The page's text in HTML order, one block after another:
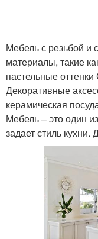
квартир
Мебель с резьбой
материалы, такие
пастельные
Декоративные
керамическая
Мебель – это один
задает стиль кухни.